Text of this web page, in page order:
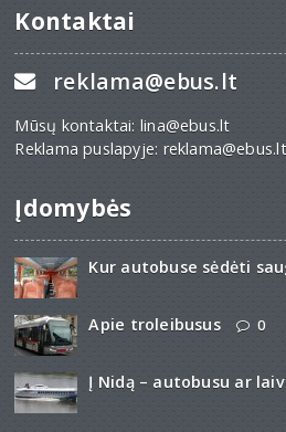
Kontaktai
reklama@ebus.lt
Mūsų kontaktai: lina@ebus.lt
Reklama puslapyje: reklama@ebus.lt
Įdomybės
Kur autobuse sėdėti
Apie troleibusus 0
Į Nidą – autobusu ar